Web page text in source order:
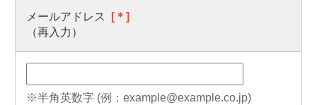
メールアドレス
[＊]
（再入力）
※半角英数字 (例：example@example.co.jp)